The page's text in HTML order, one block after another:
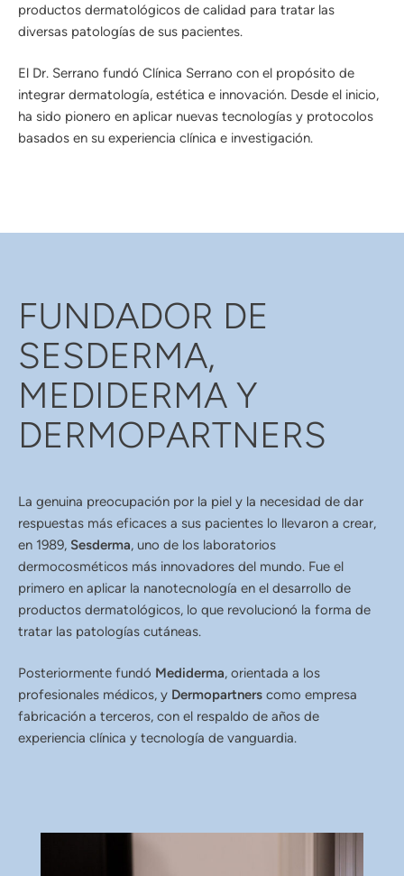
productos dermatológicos de calidad para tratar las
diversas patologías de sus pacientes.
El Dr. Serrano fundó Clínica Serrano con el propósito de
integrar dermatología, estética e innovación. Desde el inicio,
ha sido pionero en aplicar nuevas tecnologías y protocolos
basados en su experiencia clínica e investigación.
FUNDADOR DE
SESDERMA,
MEDIDERMA Y
DERMOPARTNERS
La genuina preocupación por la piel y la necesidad de dar
respuestas más eficaces a sus pacientes lo llevaron a crear,
en 1989, Sesderma, uno de los laboratorios
dermocosméticos más innovadores del mundo. Fue el
primero en aplicar la nanotecnología en el desarrollo de
productos dermatológicos, lo que revolucionó la forma de
tratar las patologías cutáneas.
Posteriormente fundó Mediderma, orientada a los
profesionales médicos, y Dermopartners como empresa
fabricación a terceros, con el respaldo de años de
experiencia clínica y tecnología de vanguardia.